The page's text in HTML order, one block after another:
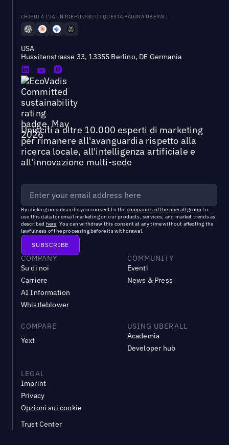
CHIEDI A L'IA UN RIEPILOGO DI QUESTA PAGINA UBERALL
USA
Hussitenstrasse 33, 13355 Berlino, DE Germania
Unisciti a oltre 10.000 esperti di marketing
per rimanere all'avanguardia rispetto alla
ricerca locale, all'intelligenza artificiale e
all'innovazione multi-sede
By clicking on subscribe you consent to the companies of the uberall groupto
use this data for email marketing on our products, services, and market trends as
described here. You can withdraw this consent at any time without affecting the
lawfulness of the processing before its withdrawal.
COMPANY
Su di noi
Carriere
AI Information
Whistleblower
COMMUNITY
Eventi
News & Press
COMPARE
Yext
USING UBERALL
Academia
Developer hub
LEGAL
Imprint
Privacy
Opzioni sui cookie
Trust Center